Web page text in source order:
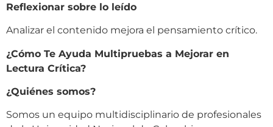
Reflexionar sobre lo leído
Analizar el contenido mejora el pensamiento crítico.
¿Cómo Te Ayuda Multipruebas a Mejorar en
Lectura Crítica?
¿Quiénes somos?
Somos un equipo multidisciplinario de profesionales